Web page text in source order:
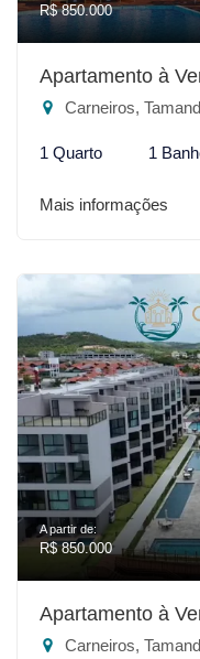
R$ 850.000
Apartamento à
Carneiros,
1 Quarto 1
Mais informações
A partir de:
R$ 850.000
Apartamento à
Carneiros,